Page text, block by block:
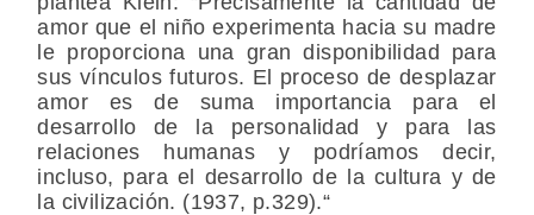
amor que el niño experimenta hacia su madre
le proporciona una gran disponibilidad para
sus vínculos futuros. El proceso de desplazar
amor es de suma importancia para el
desarrollo de la personalidad y para las
relaciones humanas y podríamos decir,
incluso, para el desarrollo de la cultura y de
la civilización. (1937, p.329).“